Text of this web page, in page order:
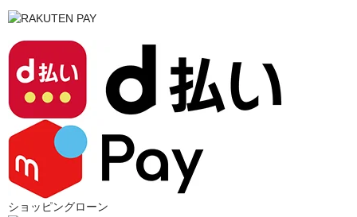
ショッピングローン